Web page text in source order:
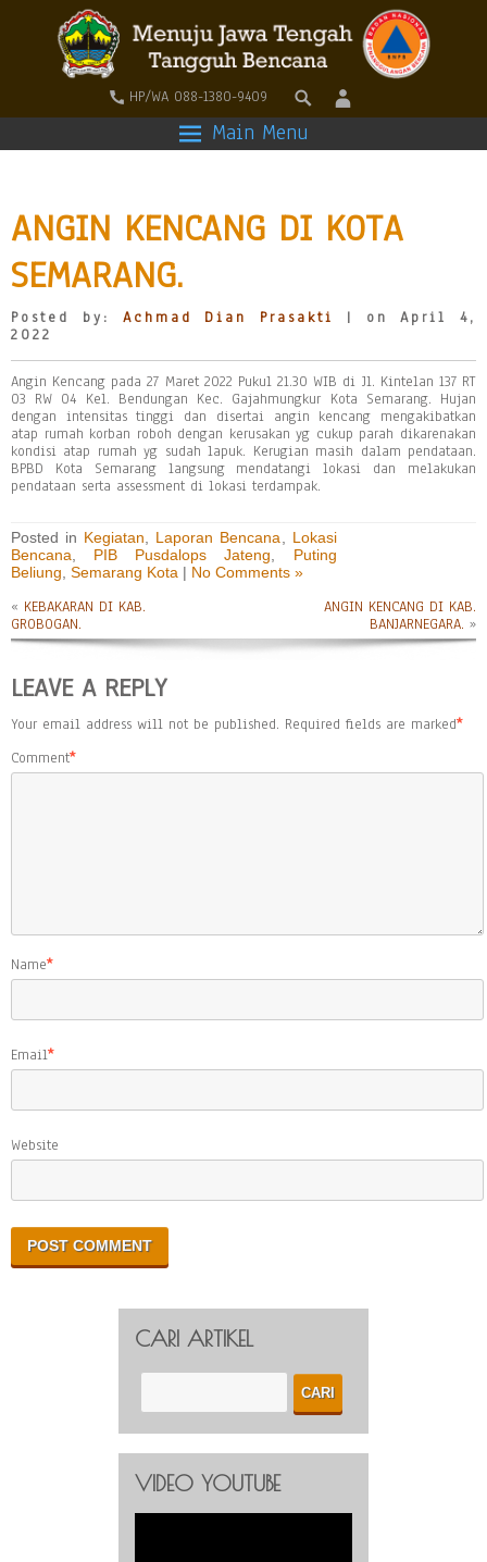
HP/WA 088-1380-9409
Main Menu
ANGIN KENCANG DI KOTA
SEMARANG.
Posted by: Achmad Dian Prasakti
| on April 4,
2022
Angin Kencang pada 27 Maret 2022 Pukul 21.30 WIB di Jl. Kintelan 137 RT
03 RW 04 Kel. Bendungan Kec. Gajahmungkur Kota Semarang. Hujan
dengan intensitas tinggi dan disertai angin kencang mengakibatkan
atap rumah korban roboh dengan kerusakan yg cukup parah dikarenakan
kondisi atap rumah yg sudah lapuk. Kerugian masih dalam pendataan.
BPBD Kota Semarang langsung mendatangi lokasi dan melakukan
pendataan serta assessment di lokasi terdampak.
Posted in Kegiatan Laporan Bencana
Lokasi
Bencana
PIB Pusdalops Jateng
Puting
Beliung Semarang Kota | No Comments »
« KEBAKARAN DI KAB.
GROBOGAN.
ANGIN KENCANG DI KAB.
BANJARNEGARA. »
LEAVE A REPLY
Your email address will not be published. Required fields are marked*
Comment*
Name*
Email*
Website
CARI ARTIKEL
VIDEO YOUTUBE